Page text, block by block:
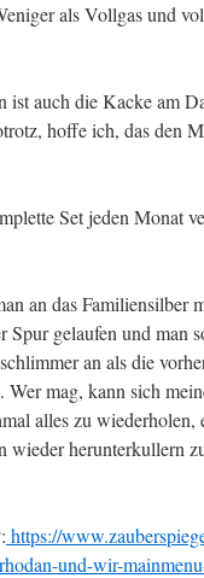
als Vollgas und
ist auch die Kacke am
hoffe ich, das den
Set jeden Monat
an das Familiensilber
gelaufen und man
an als die
mag, kann sich
alles zu wiederholen,
herunterkullern
https://
und-wir-